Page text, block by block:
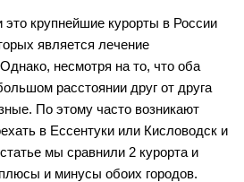
это крупнейшие курорты в России
является лечение
несмотря на то, что оба
расстоянии друг от друга
По этому часто возникают
в Ессентуки или Кисловодск и
мы сравнили 2 курорта и
и минусы обоих городов.